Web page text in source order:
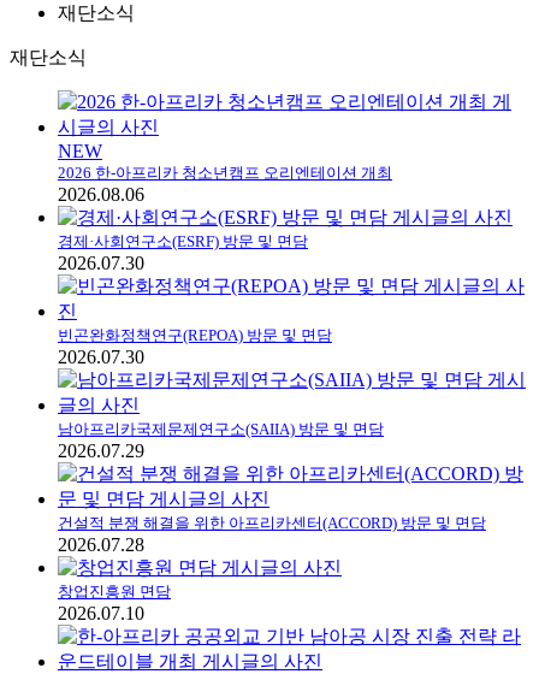
재단소식
재단소식
NEW
2026 한-아프리카 청소년캠프 오리엔테이션 개최
2026.08.06
경제·사회연구소(ESRF) 방문 및 면담
2026.07.30
빈곤완화정책연구(REPOA) 방문 및 면담
2026.07.30
남아프리카국제문제연구소(SAIIA) 방문 및 면담
2026.07.29
건설적 분쟁 해결을 위한 아프리카센터(ACCORD) 방문 및 면담
2026.07.28
창업진흥원 면담
2026.07.10